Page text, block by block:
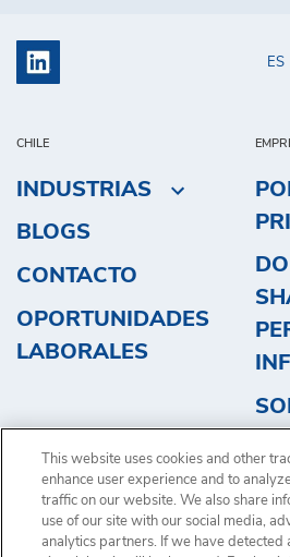
ES
CHILE
INDUSTRIAS
BLOGS
CONTACTO
OPORTUNIDADES
LABORALES
This website uses cookies and other
enhance user experience and to
traffic on our website. We also share
use of our site with our social media,
analytics partners. If we have detected